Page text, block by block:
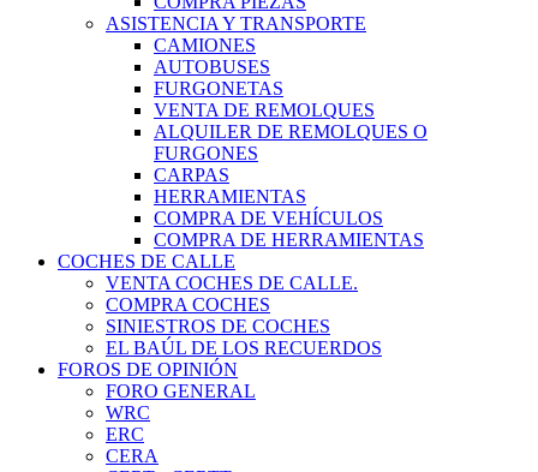
ASISTENCIA Y TRANSPORTE
CAMIONES
AUTOBUSES
FURGONETAS
VENTA DE REMOLQUES
ALQUILER DE REMOLQUES O
FURGONES
CARPAS
HERRAMIENTAS
COMPRA DE VEHÍCULOS
COMPRA DE HERRAMIENTAS
COCHES DE CALLE
VENTA COCHES DE CALLE.
COMPRA COCHES
SINIESTROS DE COCHES
EL BAÚL DE LOS RECUERDOS
FOROS DE OPINIÓN
FORO GENERAL
WRC
ERC
CERA